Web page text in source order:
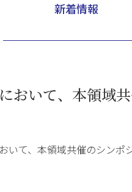
新着情報
おいて、本領域
いて、本領域共催のシンポ